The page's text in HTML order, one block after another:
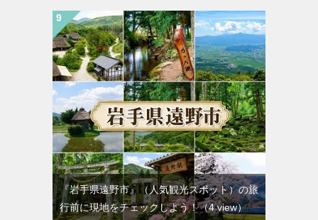
『岩手県遠野市』（人気観光スポット）の旅
行前に現地をチェックしよう！（4 view）